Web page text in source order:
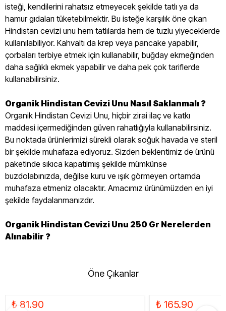
isteği, kendilerini rahatsız etmeyecek şekilde tatlı ya da
hamur gıdaları tüketebilmektir. Bu isteğe karşılık öne çıkan
Hindistan cevizi unu hem tatlılarda hem de tuzlu yiyeceklerde
kullanılabiliyor. Kahvaltı da krep veya pancake yapabilir,
çorbaları terbiye etmek için kullanabilir, buğday ekmeğinden
daha sağlıklı ekmek yapabilir ve daha pek çok tariflerde
kullanabilirsiniz.
Organik Hindistan Cevizi Unu Nasıl Saklanmalı ?
Organik Hindistan Cevizi Unu, hiçbir zirai ilaç ve katkı
maddesi içermediğinden güven rahatlığıyla kullanabilirsiniz.
Bu noktada ürünlerimizi sürekli olarak soğuk havada ve steril
bir şekilde muhafaza ediyoruz. Sizden beklentimiz de ürünü
paketinde sıkıca kapatılmış şekilde mümkünse
buzdolabınızda, değilse kuru ve ışık görmeyen ortamda
muhafaza etmeniz olacaktır. Amacımız ürünümüzden en iyi
şekilde faydalanmanızdır.
Organik Hindistan Cevizi Unu 250 Gr Nerelerden
Alınabilir ?
Öne Çıkanlar
₺ 81.90 ₺ 165.90